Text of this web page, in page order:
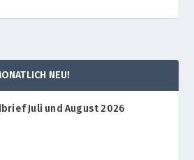
NEU!
Juli und August 2026